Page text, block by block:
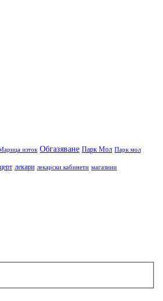
изток Обгазяване Парк Мол Парк мол
лекари лекарски кабинети магазини